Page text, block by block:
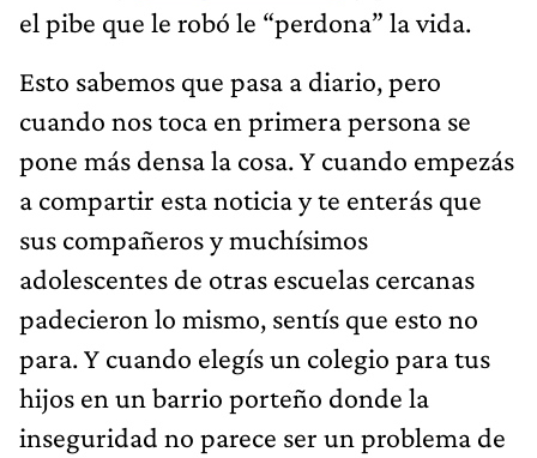
el pibe que le robó le “perdona” la vida.
Esto sabemos que pasa a diario, pero
cuando nos toca en primera persona se
pone más densa la cosa. Y cuando empezás
a compartir esta noticia y te enterás que
sus compañeros y muchísimos
adolescentes de otras escuelas cercanas
padecieron lo mismo, sentís que esto no
para. Y cuando elegís un colegio para tus
hijos en un barrio porteño donde la
inseguridad no parece ser un problema de